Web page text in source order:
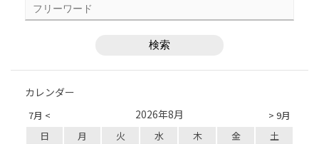
カレンダー
7月 < > 9月
2026年8月
日 月 火 水 木 金
土